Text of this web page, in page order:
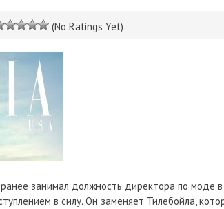
(No Ratings Yet)
занимал должность директора по моде в
в силу. Он заменяет Тилебойла,